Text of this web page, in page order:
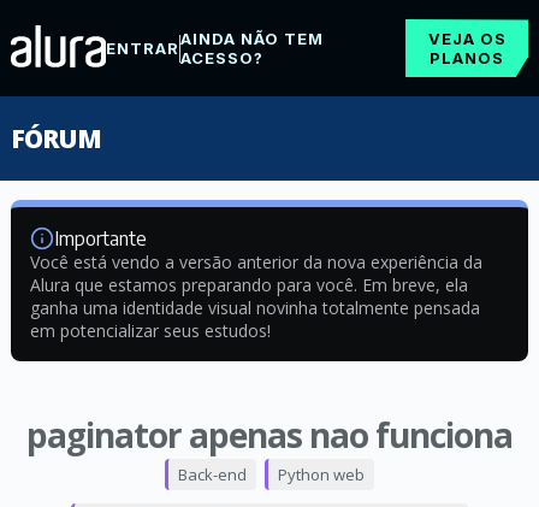
ENTRARAINDA NÃO TEM
ACESSO?
VEJA OS
PLANOS
FÓRUM
Importante
Você está vendo a versão anterior da nova experiência da
Alura que estamos preparando para você. Em breve, ela
ganha uma identidade visual novinha totalmente pensada
em potencializar seus estudos!
paginator apenas nao funciona
Back-end Python web